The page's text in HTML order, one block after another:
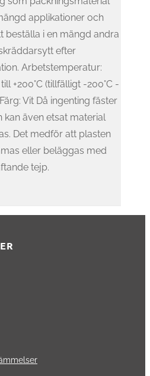
applikationer och
beställa i en mängd andra
efter
Arbetstemperatur:
till +200°C (tillfälligt -200°C -
Färg: Vit Då ingenting fäster
kan även etsat material
Det medför att plasten
eller beläggas med
tejp.